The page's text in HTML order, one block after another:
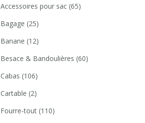
Accessoires pour sac (65)
Bagage (25)
Banane (12)
Besace & Bandoulières (60)
Cabas (106)
Cartable (2)
Fourre-tout (110)